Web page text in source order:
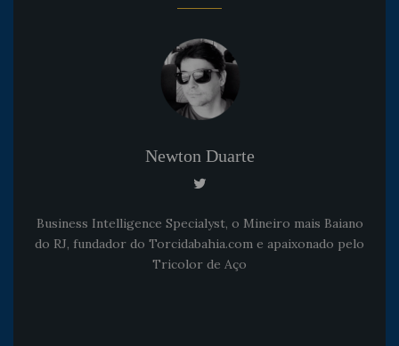
Newton Duarte
Business Intelligence Specialyst, o Mineiro mais Baiano
do RJ, fundador do Torcidabahia.com e apaixonado pelo
Tricolor de Aço